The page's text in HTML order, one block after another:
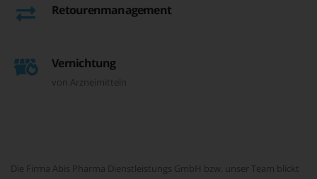
Retourenmanagement
Vernichtung
von Arzneimitteln
Die Firma Abis Pharma Dienstleistungs GmbH bzw. unser Team blickt